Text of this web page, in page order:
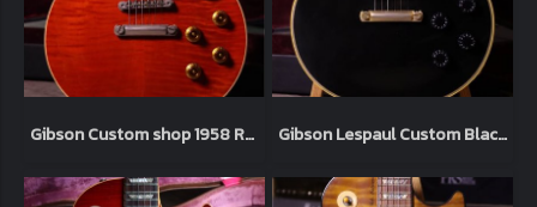
Gibson Custom shop 1958 R8 Lespaul Reissue Sweet Cherry 1998 (4.0kg) Gibson Lespaul Custom Black 2006 (4.9kg)